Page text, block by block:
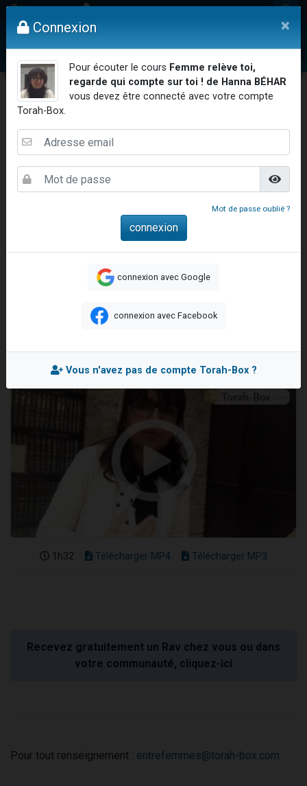
Mon compte
Vidéos
Accueil
Torah féminine
Femme relève toi,
regarde qui compte sur
toi !
Hanna BÉHAR
Mis en ligne le Dimanche 3 Mai 2026
1h32 Télécharger MP4 Télécharger MP3
Recevez gratuitement un Rav chez vous ou dans
votre communauté, cliquez-ici
Pour tout renseignement : entrefemmes@torah-box.com
Connexion ×
Pour écouter le cours Femme relève toi,
regarde qui compte sur toi ! de Hanna BÉHAR
vous devez être connecté avec votre compte
Torah-Box.
Mot de passe oublié ?
connexion avec Google
connexion avec Facebook
Vous n'avez pas de compte Torah-Box ?